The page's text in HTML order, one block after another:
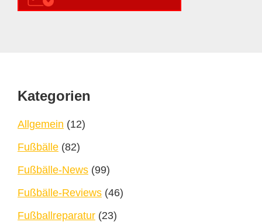
Footer
Kategorien
Allgemein (12)
Fußbälle (82)
Fußbälle-News (99)
Fußbälle-Reviews (46)
Fußballreparatur (23)